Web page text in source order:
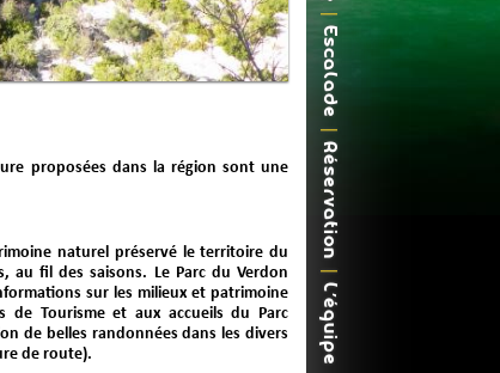
proposées dans la région sont une
naturel préservé le territoire du
au fil des saisons. Le Parc du Verdon
sur les milieux et patrimoine
de Tourisme et aux accueils du Parc
de belles randonnées dans les divers
de route).
Escalade
Réservation
L'équipe